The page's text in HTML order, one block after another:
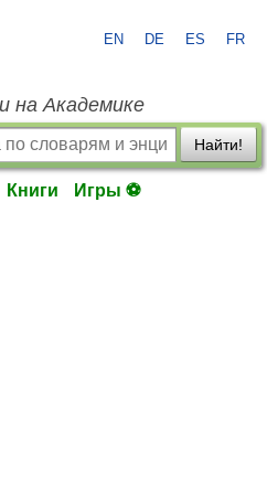
EN DE ES FR
на Академике
Найти!
Книги Игры ⚽